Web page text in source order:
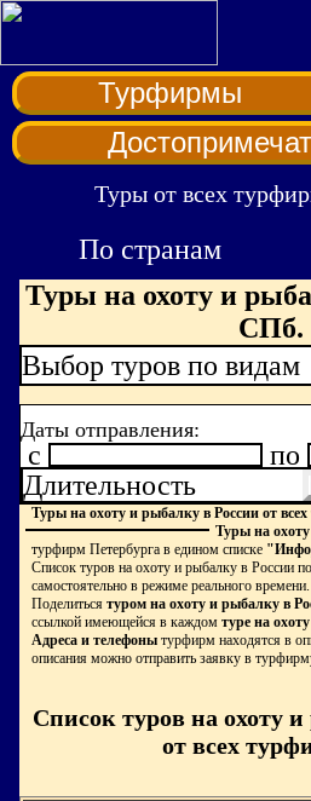
Турфирмы
Туры от всех
По странам
Туры на охоту и
СПб.
Выбор туров по видам
Даты отправления:
c
по
Длительность
Туры на охоту и рыбалку в России от всех
Туры на
турфирм Петербурга в едином списке
Список туров на охоту и рыбалку в России
самостоятельно в режиме реального времени.
Поделиться туром на охоту и рыбалку в
ссылкой имеющейся в каждом туре на
Адреса и телефоны турфирм находятся в
описания можно отправить заявку в
Список туров на охоту
от всех